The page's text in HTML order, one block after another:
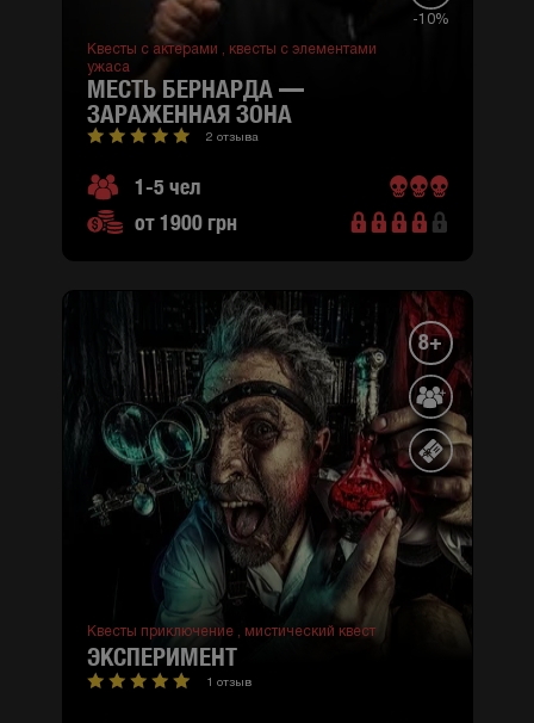
-10%
Квесты с актерами , квесты с элементами
ужаса
МЕСТЬ БЕРНАРДА —
ЗАРАЖЕННАЯ ЗОНА
2 отзыва
1-5 чел
от 1900 грн
8+
Квесты приключение , мистический квест
ЭКСПЕРИМЕНТ
1 отзыв